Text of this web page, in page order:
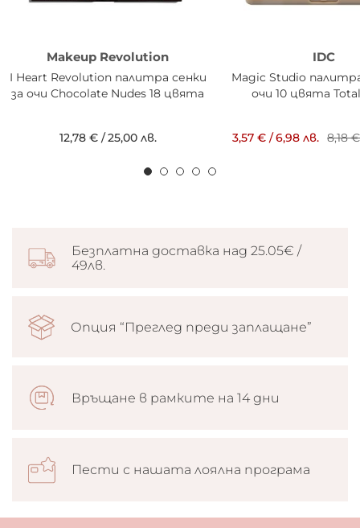
Makeup Revolution
I Heart Revolution палитра сенки
за очи Chocolate Nudes 18 цвята
12,78 €/25,00 лв.
IDC
Magic Studio
очи 10 цвята
3,57 € /6,98 лв. 8,18 €
Безплатна доставка над 25.05€ /
49лв.
Опция “Преглед преди заплащане”
Връщане в рамките на 14 дни
Пести с нашата лоялна програма